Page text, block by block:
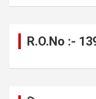
R.O.No :-